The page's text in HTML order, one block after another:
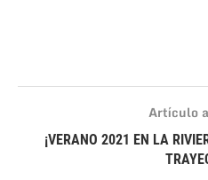
Artículo
¡VERANO 2021 EN LA